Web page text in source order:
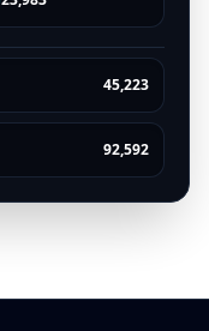
45,223
92,592